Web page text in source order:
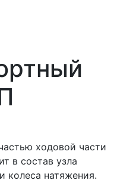
ходовой части
в состав узла
колеса натяжения.